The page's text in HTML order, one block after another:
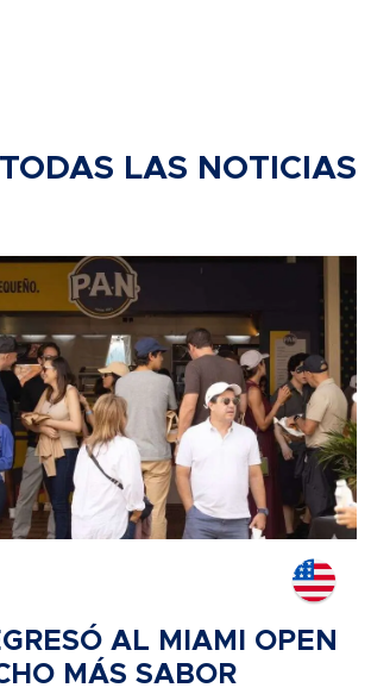
LAS NOTICIAS
AL MIAMI OPEN
MÁS SABOR